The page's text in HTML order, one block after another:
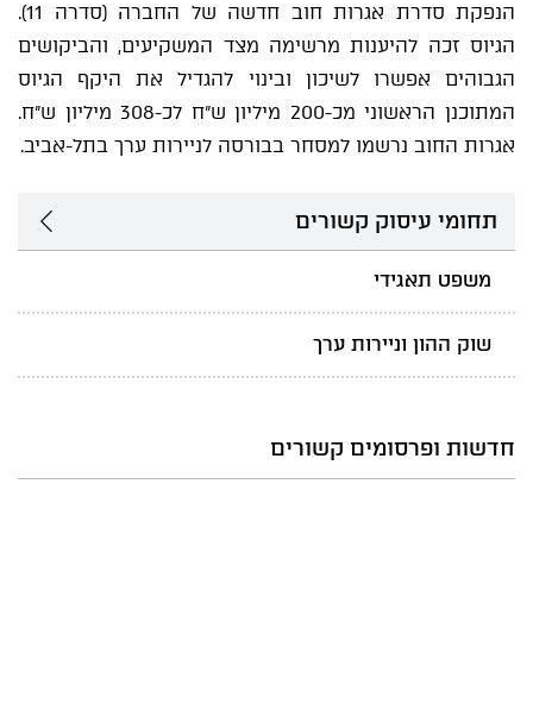
הנפקת סדרת אגרות חוב חדשה של החברה (סדרה 11).
הגיוס זכה להיענות מרשימה מצד המשקיעים, והביקושים
הגבוהים אפשרו לשיכון ובינוי להגדיל את היקף הגיוס
המתוכנן הראשוני מכ-200 מיליון ש"ח לכ-308 מיליון ש"ח.
אגרות החוב נרשמו למסחר בבורסה לניירות ערך בתל-אביב.
תחומי עיסוק קשורים
משפט תאגידי
שוק ההון וניירות ערך
חדשות ופרסומים קשורים